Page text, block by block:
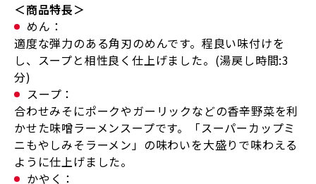
＜商品特長＞
めん：
適度な弾力のある角刃のめんです。程良い味付けを
し、スープと相性良く仕上げました。(湯戻し時間:3
分)
スープ：
合わせみそにポークやガーリックなどの香辛野菜を利
かせた味噌ラーメンスープです。「スーパーカップミ
ニもやしみそラーメン」の味わいを大盛りで味わえる
ように仕上げました。
かやく：